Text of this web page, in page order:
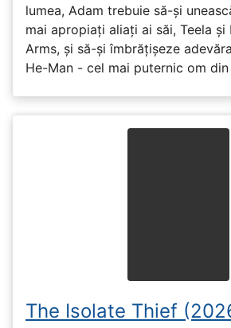
lumea, Adam trebuie să-și
mai apropiați aliați ai săi, Teela
Arms, și să-și îmbrățișeze
He-Man - cel mai puternic om din
The Isolate Thief